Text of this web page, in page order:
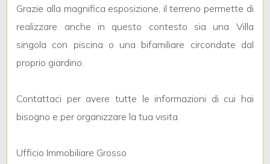
Grazie alla magnifica esposizione, il terreno permette di
realizzare anche in questo contesto sia una Villa
singola con piscina o una bifamiliare circondate dal
proprio giardino.
Contattaci per avere tutte le informazioni di cui hai
bisogno e per organizzare la tua visita.
Ufficio Immobiliare Grosso
2